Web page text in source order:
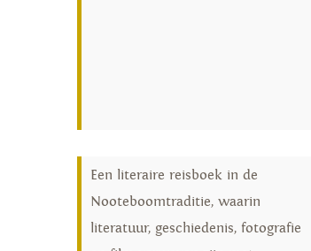
Een literaire reisboek in de
Nooteboomtraditie, waarin
literatuur, geschiedenis, fotografie